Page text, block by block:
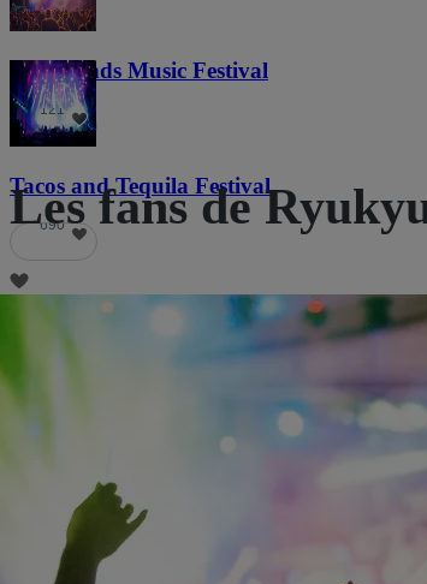
Lost Lands Music Festival
121
Tacos and Tequila Festival
690
Les fans de